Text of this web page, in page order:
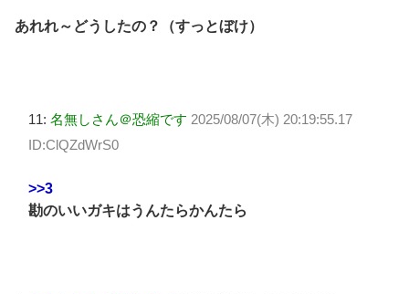
あれれ～どうしたの？（すっとぼけ）
11: 名無しさん＠恐縮です 2025/08/07(木) 20:19:55.17
ID:ClQZdWrS0
>>3
勘のいいガキはうんたらかんたら